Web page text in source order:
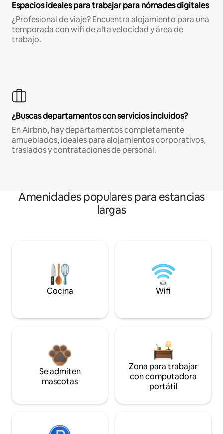
Espacios ideales para trabajar para nómades digitales
¿Profesional de viaje? Encuentra alojamiento para una
temporada con wifi de alta velocidad y área de
trabajo.
¿Buscas departamentos con servicios incluidos?
En Airbnb, hay departamentos completamente
amueblados, ideales para alojamientos corporativos,
traslados y contrataciones de personal.
Amenidades populares para estancias
largas
Cocina Wifi
Se admiten
mascotas
Zona para trabajar
con computadora
portátil